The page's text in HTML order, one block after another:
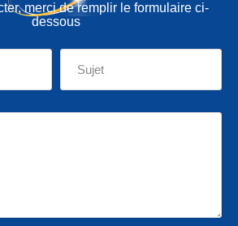
merci de remplir le formulaire ci-
dessous